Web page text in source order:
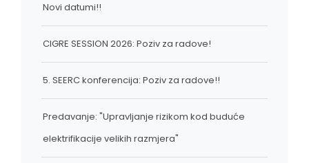
Novi datumi!!
CIGRE SESSION 2026: Poziv za radove!
5. SEERC konferencija: Poziv za radove!!
Predavanje: "Upravljanje rizikom kod buduće
elektrifikacije velikih razmjera"